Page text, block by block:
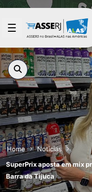
Saltar al contenido
Home
Noticias
SuperPrix aposta em mix
Barra da Tijuca